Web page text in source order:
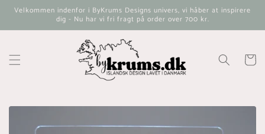
Gå til
Velkommen indenfor i ByKrums Designs univers, vi håber at inspirere
dig - Nu har vi fri fragt på order over 700 kr.